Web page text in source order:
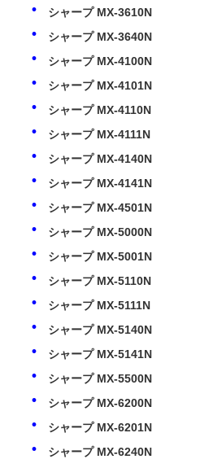
お問い合わせ
すべての場合
見積依頼
HP トナーチップ
ゼロックス トナーチップ
レクスマークのトナーチップ
京セラトナーチップ
サムスン トナーチップ
シャープ MX-3610N
シャープ MX-3640N
シャープ MX-4100N
シャープ MX-4101N
シャープ MX-4110N
シャープ MX-4111N
シャープ MX-4140N
シャープ MX-4141N
シャープ MX-4501N
シャープ MX-5000N
シャープ MX-5001N
シャープ MX-5110N
シャープ MX-5111N
シャープ MX-5140N
シャープ MX-5141N
シャープ MX-5500N
シャープ MX-6200N
シャープ MX-6201N
シャープ MX-6240N